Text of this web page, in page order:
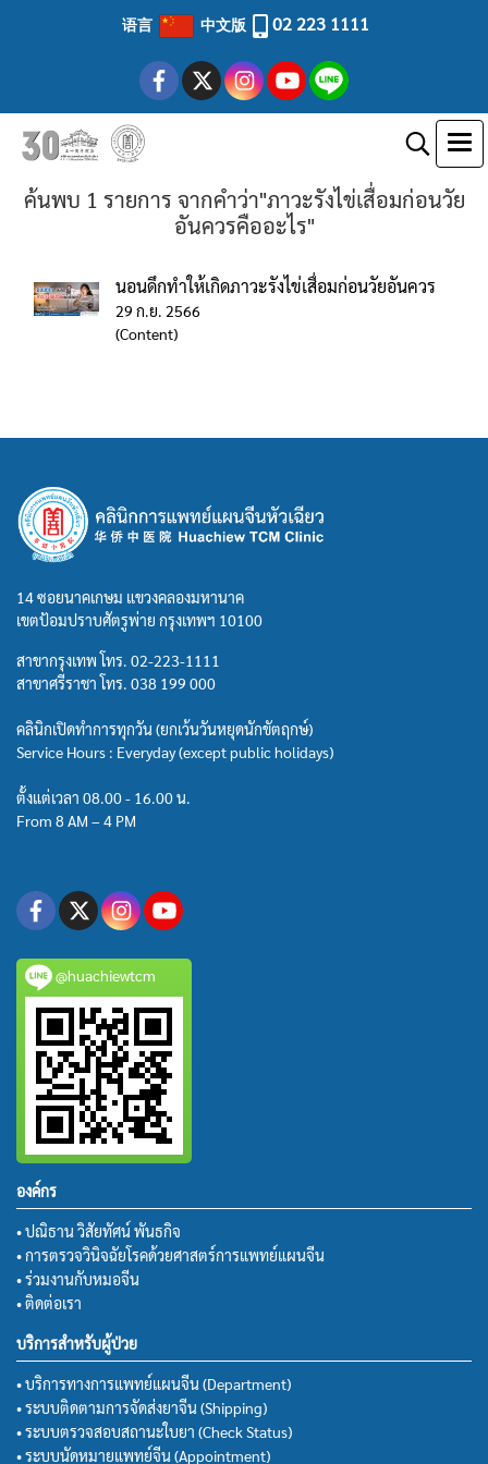
语言 中文版 02 223 1111
ค้นพบ 1 รายการ จากคำว่า"ภาวะรังไข่เสื่อมก่อนวัย
อันควรคืออะไร"
นอนดึกทำให้เกิดภาวะรังไข่เสื่อมก่อนวัยอันควร
29 ก.ย. 2566
(Content)
14 ซอยนาคเกษม แขวงคลองมหานาค
เขตป้อมปราบศัตรูพ่าย กรุงเทพฯ 10100
สาขากรุงเทพ โทร. 02-223-1111
สาขาศรีราชา โทร. 038 199 000
คลินิกเปิดทำการทุกวัน (ยกเว้นวันหยุดนักขัตฤกษ์)
Service Hours : Everyday (except public holidays)
ตั้งแต่เวลา 08.00 - 16.00 น.
From 8 AM – 4 PM
@huachiewtcm
องค์กร
• ปณิธาน วิสัยทัศน์ พันธกิจ
• การตรวจวินิจฉัยโรคด้วยศาสตร์การแพทย์แผนจีน
• ร่วมงานกับหมอจีน
• ติดต่อเรา
บริการสำหรับผู้ป่วย
• บริการทางการแพทย์แผนจีน (Department)
• ระบบติดตามการจัดส่งยาจีน (Shipping)
• ระบบตรวจสอบสถานะใบยา (Check Status)
• ระบบนัดหมายแพทย์จีน (Appointment)